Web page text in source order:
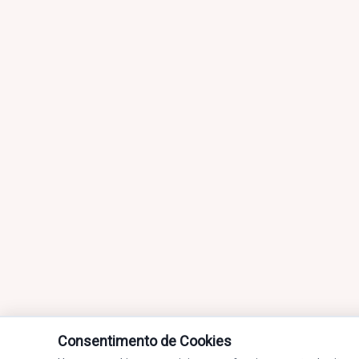
Limeira FM - Mais qualidade no
Consentimento de Cookies